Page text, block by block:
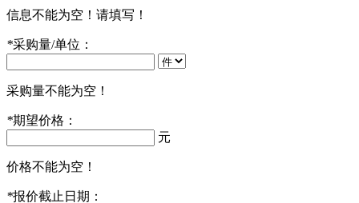
信息不能为空！请填写！
*采购量/单位：
采购量不能为空！
*期望价格：
元
价格不能为空！
*报价截止日期：